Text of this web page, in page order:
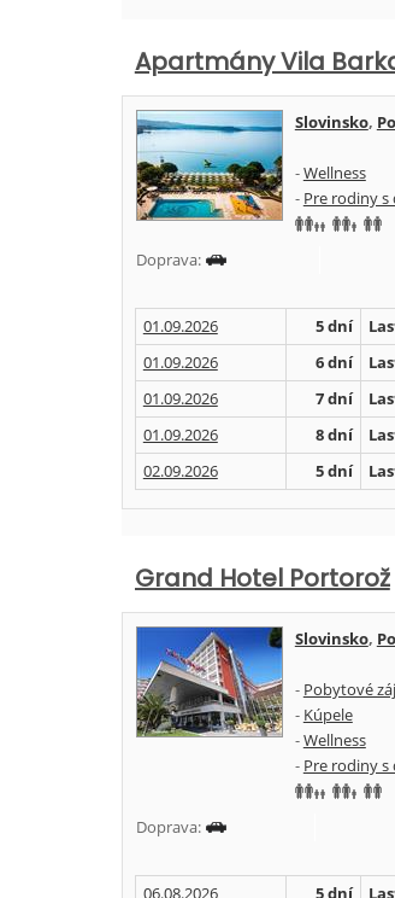
Apartmány Vila
Slovinsko,
-Wellness
- Pre rodiny s
Doprava:
01.09.2026 5 dní
01.09.2026
6 dní
01.09.2026
7 dní
01.09.2026
8 dní
02.09.2026
5 dní
Grand Hotel Portorož
Slovinsko,
- Pobytové
- Kúpele
-Wellness
- Pre rodiny s
Doprava:
06.08.2026 5 dní